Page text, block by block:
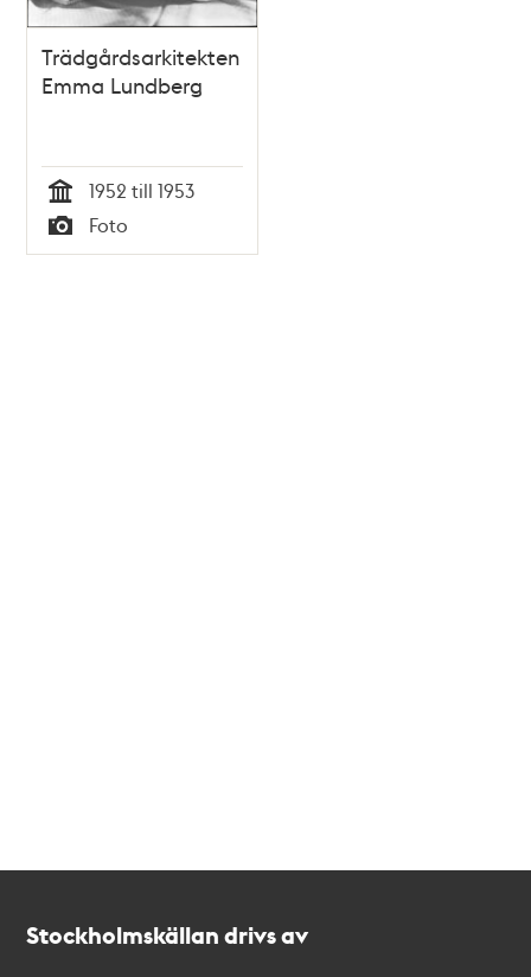
Trädgårdsarkitekten
Emma Lundberg
Tid
1952 till 1953
Typ
Foto
Stockholmskällan drivs av